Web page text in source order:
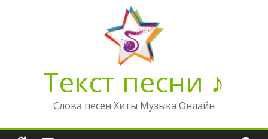
Текст песни ♪
Слова песен Хиты Музыка Онлайн